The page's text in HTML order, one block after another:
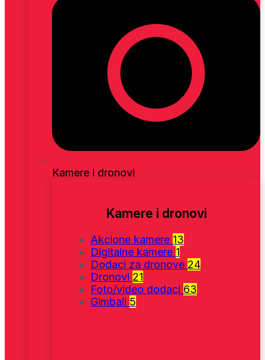
Kamere i dronovi
Kamere i dronovi
Akcione kamere 13
Digitalne kamere 1
Dodaci za dronove 24
Dronovi 21
Foto/video dodaci 63
Gimbali 5